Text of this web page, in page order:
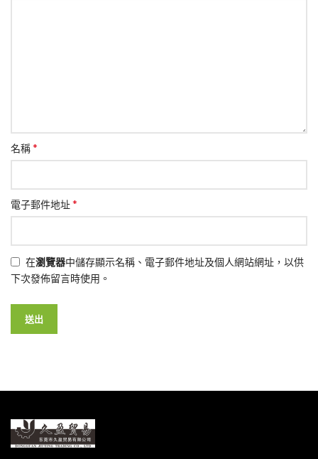
名稱*
電子郵件地址*
在瀏覽器中儲存顯示名稱、電子郵件地址及個人網站網址，以供
下次發佈留言時使用。